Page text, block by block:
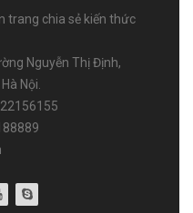
trang chia sẻ kiến thức
Nguyễn Thị Định,
Nội.